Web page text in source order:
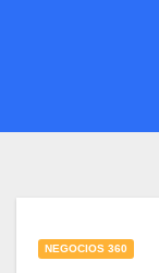
NEGOCIOS 360